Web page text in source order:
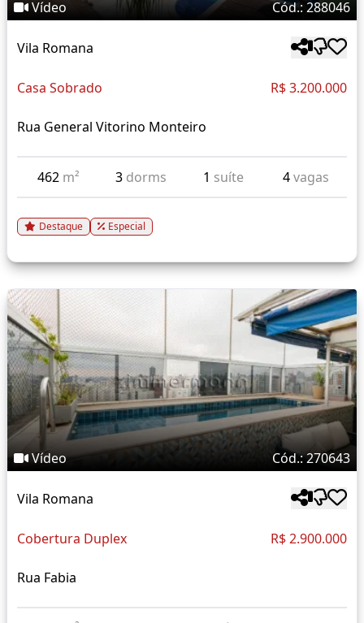
Vídeo Cód.: 288046
Vila Romana
Casa Sobrado R$ 3.200.000
Rua General Vitorino Monteiro
462 m² 3 dorms 1 suíte 4vagas
Destaque Especial
Vídeo Cód.: 270643
Vila Romana
Cobertura Duplex R$ 2.900.000
Rua Fabia